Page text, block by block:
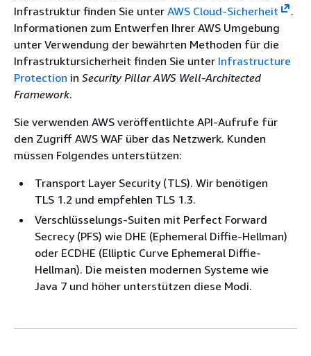
Infrastruktur finden Sie unter AWS Cloud-Sicherheit
.
Informationen zum Entwerfen Ihrer AWS Umgebung
unter Verwendung der bewährten Methoden für die
Infrastruktursicherheit finden Sie unter Infrastructure
Protection in Security Pillar AWS Well‐Architected
Framework.
Sie verwenden AWS veröffentlichte API-Aufrufe für
den Zugriff AWS WAF über das Netzwerk. Kunden
müssen Folgendes unterstützen:
Transport Layer Security (TLS). Wir benötigen
TLS 1.2 und empfehlen TLS 1.3.
Verschlüsselungs-Suiten mit Perfect Forward
Secrecy (PFS) wie DHE (Ephemeral Diffie-Hellman)
oder ECDHE (Elliptic Curve Ephemeral Diffie-
Hellman). Die meisten modernen Systeme wie
Java 7 und höher unterstützen diese Modi.